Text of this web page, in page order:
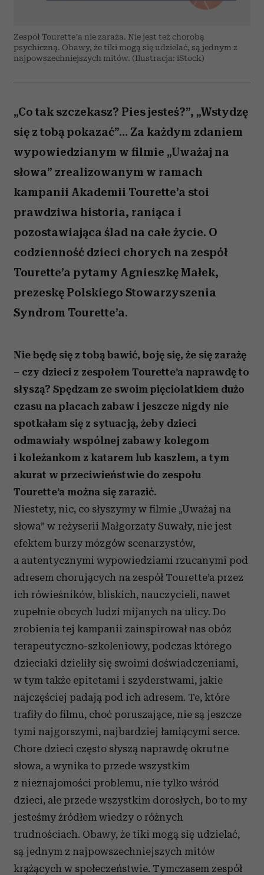
Zespół Tourette’a nie zaraża. Nie jest też chorobą
psychiczną. Obawy, że tiki mogą się udzielać, są jednym z
najpowszechniejszych mitów. (Ilustracja: iStock)
„Co tak szczekasz? Pies jesteś?”, „Wstydzę
się z tobą pokazać”… Za każdym zdaniem
wypowiedzianym w filmie „Uważaj na
słowa” zrealizowanym w ramach
kampanii Akademii Tourette’a stoi
prawdziwa historia, raniąca i
pozostawiająca ślad na całe życie. O
codzienność dzieci chorych na zespół
Tourette’a pytamy Agnieszkę Małek,
prezeskę Polskiego Stowarzyszenia
Syndrom Tourette’a.
Nie będę się z tobą bawić, boję się, że się zarażę
– czy dzieci z zespołem Tourette’a naprawdę to
słyszą? Spędzam ze swoim pięciolatkiem dużo
czasu na placach zabaw i jeszcze nigdy nie
spotkałam się z sytuacją, żeby dzieci
odmawiały wspólnej zabawy kolegom
i koleżankom z katarem lub kaszlem, a tym
akurat w przeciwieństwie do zespołu
Tourette’a można się zarazić.
Niestety, nic, co słyszymy w filmie „Uważaj na
słowa” w reżyserii Małgorzaty Suwały, nie jest
efektem burzy mózgów scenarzystów,
a autentycznymi wypowiedziami rzucanymi pod
adresem chorujących na zespół Tourette’a przez
ich rówieśników, bliskich, nauczycieli, nawet
zupełnie obcych ludzi mijanych na ulicy. Do
zrobienia tej kampanii zainspirował nas obóz
terapeutyczno-szkoleniowy, podczas którego
dzieciaki dzieliły się swoimi doświadczeniami,
w tym także epitetami i szyderstwami, jakie
najczęściej padają pod ich adresem. Te, które
trafiły do filmu, choć poruszające, nie są jeszcze
tymi najgorszymi, najbardziej łamiącymi serce.
Chore dzieci często słyszą naprawdę okrutne
słowa, a wynika to przede wszystkim
z nieznajomości problemu, nie tylko wśród
dzieci, ale przede wszystkim dorosłych, bo to my
jesteśmy źródłem wiedzy o różnych
trudnościach. Obawy, że tiki mogą się udzielać,
są jednym z najpowszechniejszych mitów
krążących w społeczeństwie. Tymczasem zespół